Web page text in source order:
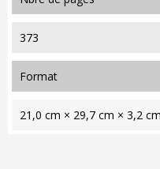
373
format
21,0 cm × 29,7 cm × 3,2 cm